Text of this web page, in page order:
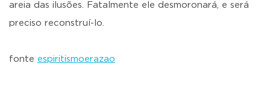
areia das ilusões. Fatalmente ele desmoronará, e será
preciso reconstruí-lo.
fonte espiritismoerazao